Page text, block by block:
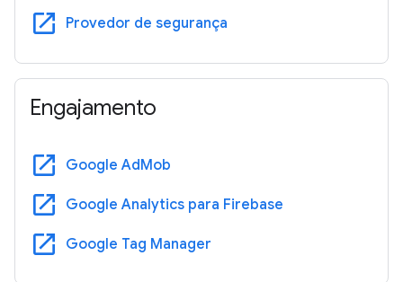
open_in_new Provedor de segurança
Engajamento
open_in_new Google AdMob
open_in_new Google Analytics para Firebase
open_in_new Google Tag Manager